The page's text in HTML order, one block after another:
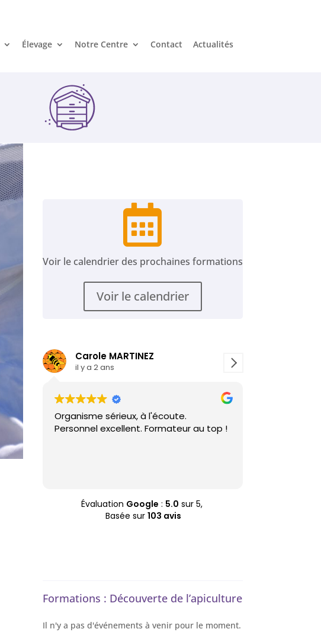
Élevage Notre Centre Contact Actualités

Voir le calendrier des prochaines formations
Voir le calendrier
Carole MARTINEZ
il y a 2 ans
Organisme sérieux, à l'écoute.
Personnel excellent. Formateur au top !
Évaluation Google : 5.0 sur 5,
Basée sur 103 avis
Formations : Découverte de l’apiculture
Il n'y a pas d'événements à venir pour le moment.